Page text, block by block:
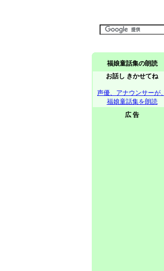
福娘童話集の朗読
お話し きかせてね
声優、アナウンサーが、
福娘童話集を朗読
広 告